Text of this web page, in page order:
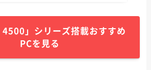
4500」シリーズ搭載おすすめ
PCを見る